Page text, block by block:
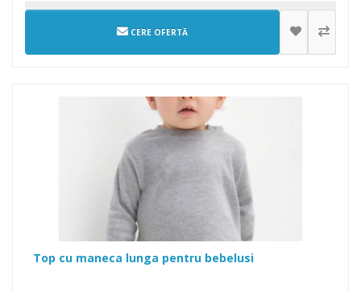
CERE OFERTĂ
Top cu maneca lunga pentru bebelusi